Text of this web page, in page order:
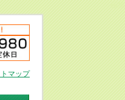
編集
マップ